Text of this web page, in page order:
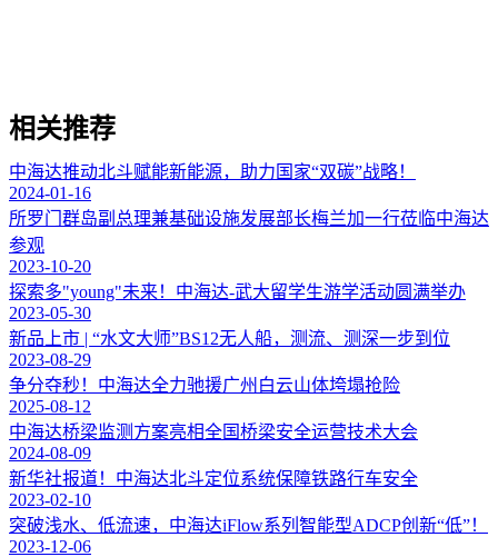
相关推荐
中海达推动北斗赋能新能源，助力国家“双碳”战略！
2024-01-16
所罗门群岛副总理兼基础设施发展部长梅兰加一行莅临中海达
参观
2023-10-20
探索多"young"未来！中海达-武大留学生游学活动圆满举办
2023-05-30
新品上市 | “水文大师”BS12无人船，测流、测深一步到位
2023-08-29
争分夺秒！中海达全力驰援广州白云山体垮塌抢险
2025-08-12
中海达桥梁监测方案亮相全国桥梁安全运营技术大会
2024-08-09
新华社报道！中海达北斗定位系统保障铁路行车安全
2023-02-10
突破浅水、低流速，中海达iFlow系列智能型ADCP创新“低”！
2023-12-06